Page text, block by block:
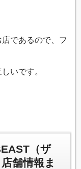
であるので、フ
いです。
（ザ
舗情報ま